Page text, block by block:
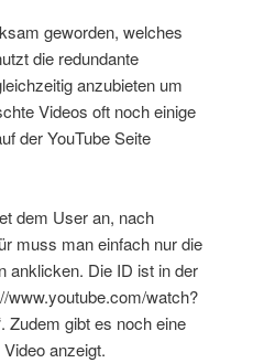
geworden, welches
die redundante
anzubieten um
Videos oft noch einige
der YouTube Seite
dem User an, nach
muss man einfach nur die
anklicken. Die ID ist in der
www.youtube.com/watch?
Zudem gibt es noch eine
anzeigt.